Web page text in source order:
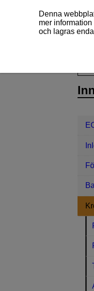
Denna
mer
och lagras